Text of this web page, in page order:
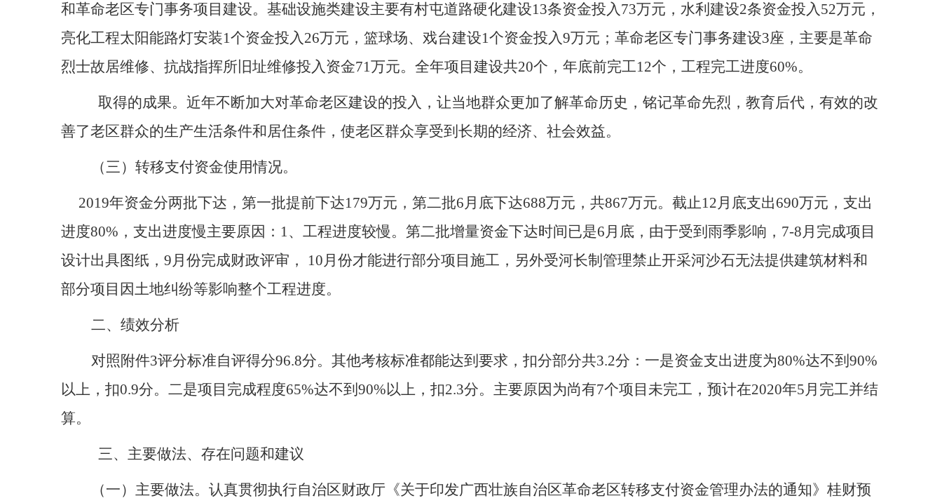
和革命老区专门事务项目建设。基础设施类建设主要有村屯道路硬化建设13条资金投入73万元，水利建设2条资金投入52万元，
亮化工程太阳能路灯安装1个资金投入26万元，篮球场、戏台建设1个资金投入9万元；革命老区专门事务建设3座，主要是革命
烈士故居维修、抗战指挥所旧址维修投入资金71万元。全年项目建设共20个，年底前完工12个，工程完工进度60%。
取得的成果。近年不断加大对革命老区建设的投入，让当地群众更加了解革命历史，铭记革命先烈，教育后代，有效的改
善了老区群众的生产生活条件和居住条件，使老区群众享受到长期的经济、社会效益。
（三）转移支付资金使用情况。
2019年资金分两批下达，第一批提前下达179万元，第二批6月底下达688万元，共867万元。截止12月底支出690万元，支出
进度80%，支出进度慢主要原因：1、工程进度较慢。第二批增量资金下达时间已是6月底，由于受到雨季影响，7-8月完成项目
设计出具图纸，9月份完成财政评审， 10月份才能进行部分项目施工，另外受河长制管理禁止开采河沙石无法提供建筑材料和
部分项目因土地纠纷等影响整个工程进度。
二、绩效分析
对照附件3评分标准自评得分96.8分。其他考核标准都能达到要求，扣分部分共3.2分：一是资金支出进度为80%达不到90%
以上，扣0.9分。二是项目完成程度65%达不到90%以上，扣2.3分。主要原因为尚有7个项目未完工，预计在2020年5月完工并结
算。
三、主要做法、存在问题和建议
（一）主要做法。认真贯彻执行自治区财政厅《关于印发广西壮族自治区革命老区转移支付资金管理办法的通知》桂财预